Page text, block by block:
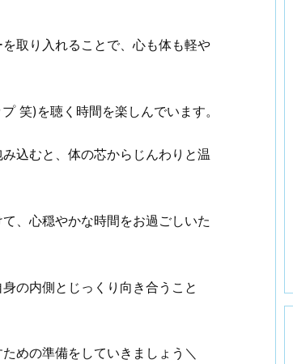
取り入れることで、心も体も軽や
笑)を聴く時間を楽しんでいます。
込むと、体の芯からじんわりと温
、心穏やかな時間をお過ごしいた
の内側とじっくり向き合うこと
めの準備をしていきましょう＼